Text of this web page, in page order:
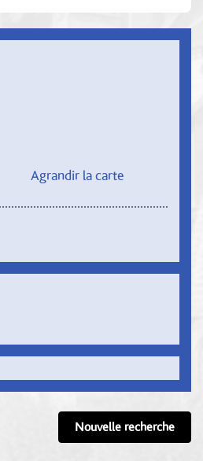
Agrandir la carte
Nouvelle recherche